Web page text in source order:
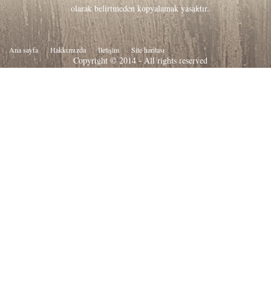
olarak belirtmeden kopyalamak yasaktır.
Ana sayfa Hakkιmιzda İletişim Site haritası
Copyright © 2014 - All rights reserved